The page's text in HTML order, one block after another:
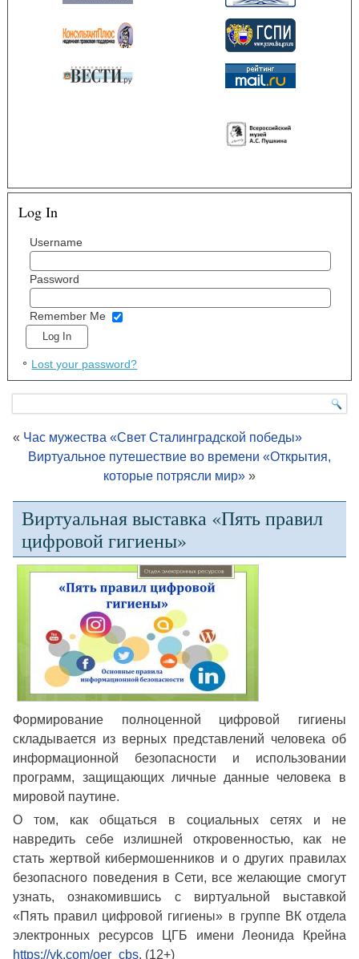
Log In
Username
Password
Remember Me
Lost your password?
« Час мужества «Свет Сталинградской победы»
Виртуальное путешествие во времени «Открытия,
которые потрясли мир» »
Виртуальная выставка «Пять правил
цифровой гигиены»
Формирование полноценной цифровой гигиены
складывается из верных представлений человека об
информационной безопасности и использовании
программ, защищающих личные данные человека в
мировой паутине.
О том, как общаться в социальных сетях и не
навредить себе излишней откровенностью, как не
стать жертвой кибермошенников и о других правилах
безопасного поведения в Сети, все желающие смогут
узнать, ознакомившись с виртуальной выставкой
«Пять правил цифровой гигиены» в группе ВК отдела
электронных ресурсов ЦГБ имени Леонида Крейна
https://vk.com/oer_cbs. (12+)